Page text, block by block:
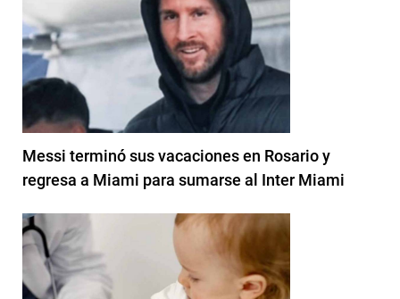
Messi terminó sus vacaciones en Rosario y
regresa a Miami para sumarse al Inter Miami